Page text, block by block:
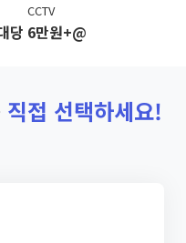
CCTV
당 6만원+@
직접 선택하세요!